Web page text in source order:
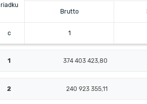
riadku
Brutto
c 1
1 374 403 423,80
2 240 923 355,11